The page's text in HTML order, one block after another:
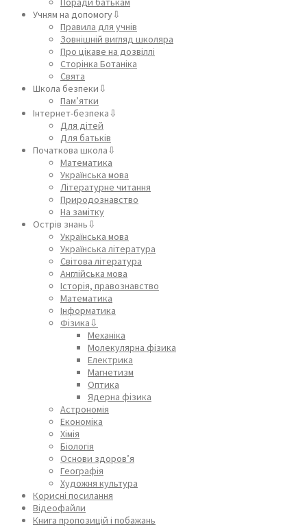
Учням на допомогу⇩
Правила для учнів
Зовнішній вигляд школяра
Про цікаве на дозвіллі
Сторінка Ботаніка
Свята
Школа безпеки⇩
Пам’ятки
Інтернет-безпека⇩
Для дітей
Для батьків
Початкова школа⇩
Математика
Українська мова
Літературне читання
Природознавство
На замітку
Острів знань⇩
Українська мова
Українська література
Світова література
Англійська мова
Історія, правознавство
Математика
Інформатика
Фізика⇩
Механіка
Молекулярна фізика
Електрика
Магнетизм
Оптика
Ядерна фізика
Астрономія
Економіка
Хімія
Біологія
Основи здоров’я
Географія
Художня культура
Корисні посилання
Відеофайли
Книга пропозицій і побажань